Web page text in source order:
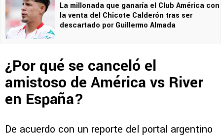
La millonada que ganaría el Club América con
la venta del Chicote Calderón tras ser
descartado por Guillermo Almada
¿Por qué se canceló el
amistoso de América vs River
en España?
De acuerdo con un reporte del portal argentino